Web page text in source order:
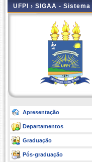
UFPI › SIGAA -
Apresentação
Departamentos
Graduação
Pós-graduação